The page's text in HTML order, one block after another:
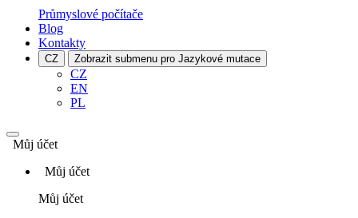
Průmyslové počítače
Blog
Kontakty
CZ Zobrazit submenu pro Jazykové mutace
CZ
EN
PL
Můj účet
Můj účet
Můj účet